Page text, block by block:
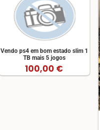
Vendo ps4 em bom estado slim 1
TB mais 5 jogos
100,00 €